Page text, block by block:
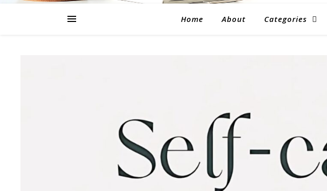
Home About Categories